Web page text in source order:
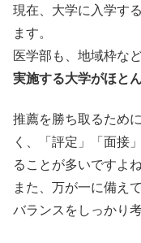
現在、大学に入学す
ます。
医学部も、地域枠な
実施する大学がほと
推薦を勝ち取るため
く、「評定」「面接
ることが多いですよね
また、万が一に備え
バランスをしっかり